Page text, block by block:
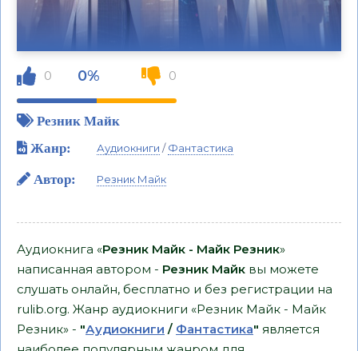
0 0% 0
Резник Майк
Жанр:
Аудиокниги /Фантастика
Автор: Резник Майк
Аудиокнига «Резник Майк - Майк Резник»
написанная автором - Резник Майк вы можете
слушать онлайн, бесплатно и без регистрации на
rulib.org. Жанр аудиокниги «Резник Майк - Майк
Резник» - "Аудиокниги / Фантастика" является